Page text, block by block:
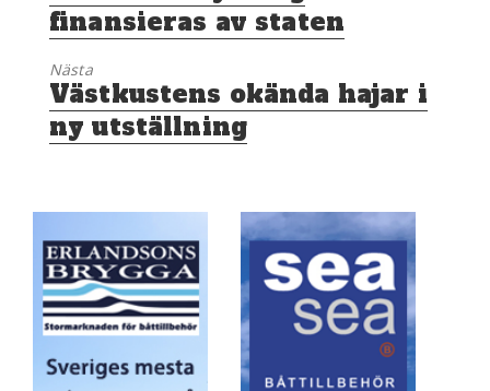
finansieras av staten
Nästa
Nästa
inlägg:
Västkustens okända hajar i
ny utställning